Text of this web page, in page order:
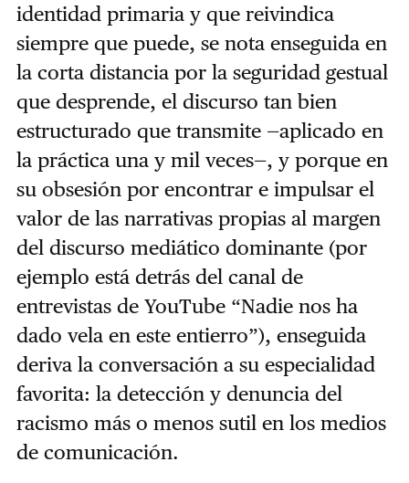
identidad primaria y que reivindica
siempre que puede, se nota enseguida en
la corta distancia por la seguridad gestual
que desprende, el discurso tan bien
estructurado que transmite —aplicado en
la práctica una y mil veces—, y porque en
su obsesión por encontrar e impulsar el
valor de las narrativas propias al margen
del discurso mediático dominante (por
ejemplo está detrás del canal de
entrevistas de YouTube “Nadie nos ha
dado vela en este entierro”), enseguida
deriva la conversación a su especialidad
favorita: la detección y denuncia del
racismo más o menos sutil en los medios
de comunicación.